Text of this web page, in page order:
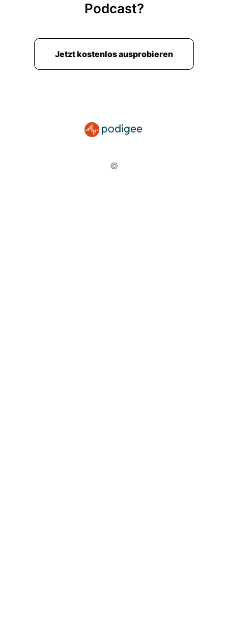
Podcast?
Jetzt kostenlos ausprobieren
©